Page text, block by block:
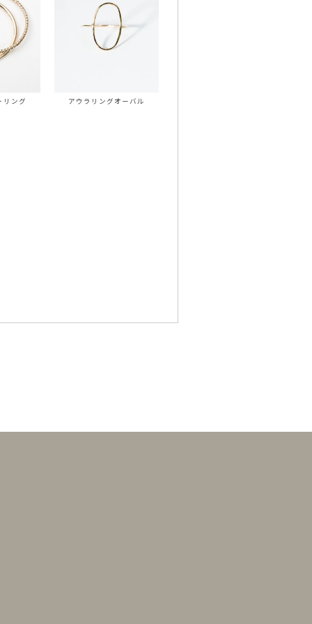
リング アウラリングオーバル